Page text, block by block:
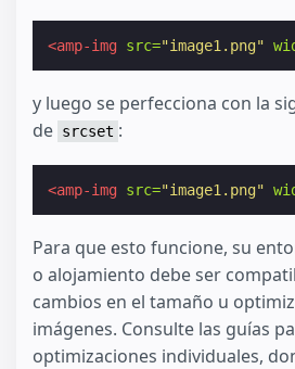
<amp-img src="image1.png"
y luego se perfecciona con la
de srcset :
<amp-img src="image1.png"
Para que esto funcione, su
o alojamiento debe ser
cambios en el tamaño u
imágenes. Consulte las guías
optimizaciones individuales,